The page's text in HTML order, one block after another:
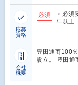
応募
資格
必須
＜必須
年以上
会社
概要
豊田通商100
設立。 豊田通